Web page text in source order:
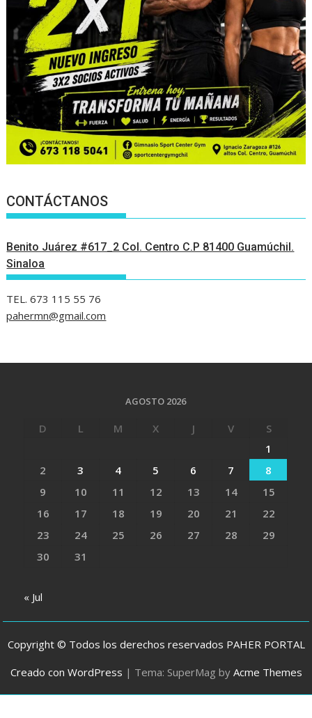
CONTÁCTANOS
Benito Juárez #617_2 Col. Centro C.P 81400 Guamúchil.
Sinaloa
TEL. 673 115 55 76
pahermn@gmail.com
AGOSTO 2026
D L M X J V
S
1
2
3 4 5 6 7
8
9
10 11 12 13 14
15
16
17 18 19 20 21
22
23
24 25 26 27 28
29
30
31
« Jul
Copyright © Todos los derechos reservados PAHER PORTAL
Creado con WordPress | Tema: SuperMag by Acme Themes